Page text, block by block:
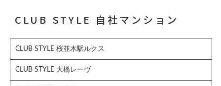
CLUB STYLE 自社マンション
CLUB STYLE 桜並木駅ルクス
CLUB STYLE 大橋レーヴ